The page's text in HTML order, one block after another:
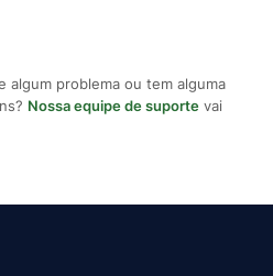
algum problema ou tem alguma
Nossa equipe de suporte vai